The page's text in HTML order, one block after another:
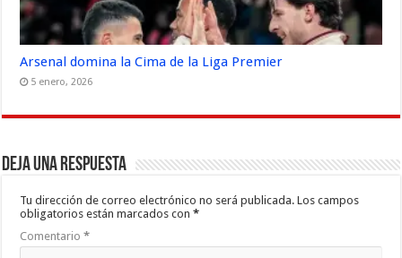
Arsenal domina la Cima de la Liga Premier
5 enero, 2026
Deja una respuesta
Tu dirección de correo electrónico no será publicada. Los campos
obligatorios están marcados con*
Comentario*